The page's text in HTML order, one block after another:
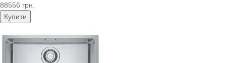
88556 грн.
Купити